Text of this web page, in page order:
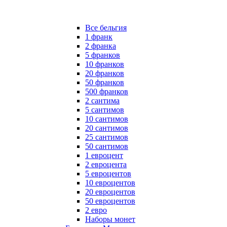
Все бельгия
1 франк
2 франка
5 франков
10 франков
20 франков
50 франков
500 франков
2 сантима
5 сантимов
10 сантимов
20 сантимов
25 сантимов
50 сантимов
1 евроцент
2 евроцента
5 евроцентов
10 евроцентов
20 евроцентов
50 евроцентов
2 евро
Наборы монет